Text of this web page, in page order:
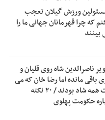
فدراسیون فوتبال با حضور
مراجع رسمی فاقد سندیت
ایران و عمان درباره تنگه
کشاورزان گیلان نسبت به
ورزش گیلان تعجب
که چرا قهرمانان جهانی ما را
بینند
ناصرالدین شاه روی قلیان و
باقی مانده اما رضا خان که می
رفت همه شاد بودند / ۲۰ نکته
حکومت پهلوی